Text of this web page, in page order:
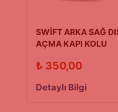
SWİFT ARKA SAĞ
AÇMA KAPI KOLU
₺ 350,00
Detaylı Bilgi